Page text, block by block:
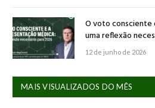
O voto consciente
uma reflexão
12 de junho de 2026
MAIS VISUALIZADOS DO MÊS